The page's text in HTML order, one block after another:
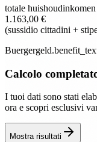
totale huishoudinkomen
1.163,00 €
(sussidio cittadini +
Calcolo
I tuoi dati sono stati
ora e scopri esclusivi
Mostra risultati